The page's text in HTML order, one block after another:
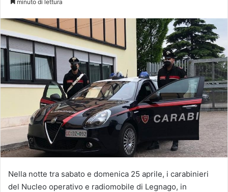
minuto di lettura
Nella notte tra sabato e domenica 25 aprile, i carabinieri
del Nucleo operativo e radiomobile di Legnago, in